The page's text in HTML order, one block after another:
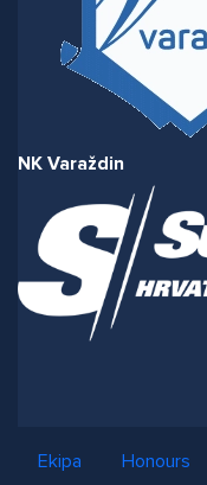
NK Varaždin
Ekipa Honours